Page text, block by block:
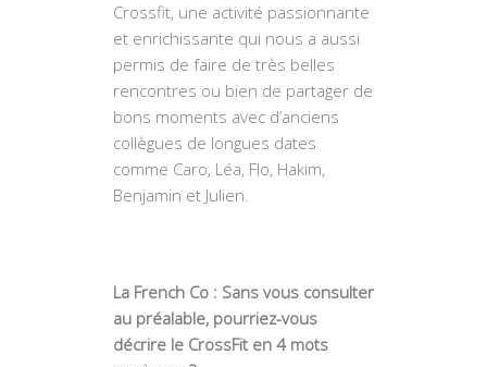
Crossfit, une activité passionnante
et enrichissante qui nous a aussi
permis de faire de très belles
rencontres ou bien de partager de
bons moments avec d’anciens
collègues de longues dates
comme Caro, Léa, Flo, Hakim,
Benjamin et Julien.
La French Co : Sans vous consulter
au préalable, pourriez-vous
décrire le CrossFit en 4 mots